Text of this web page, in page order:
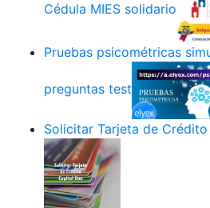
Cédula MIES solidario
Pruebas psicométricas
preguntas test
Solicitar Tarjeta de